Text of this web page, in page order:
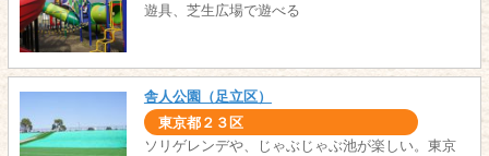
遊具、芝生広場で遊べる
舎人公園（足立区）
東京都２３区
ソリゲレンデや、じゃぶじゃぶ池が楽しい。東京